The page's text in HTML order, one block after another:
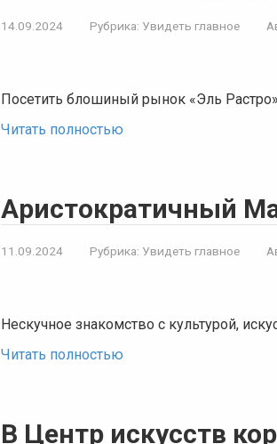
14.09.2024 Рубрика: Увидеть главное
Посетить блошиный рынок «Эль
Читать полностью
Аристократичный
11.09.2024 Рубрика: Увидеть главное
Нескучное знакомство с культурой,
Читать полностью
В Центр искусств